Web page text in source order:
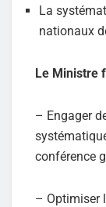
La
nationaux
Le Ministre
– Engager
conférence
– Optimiser